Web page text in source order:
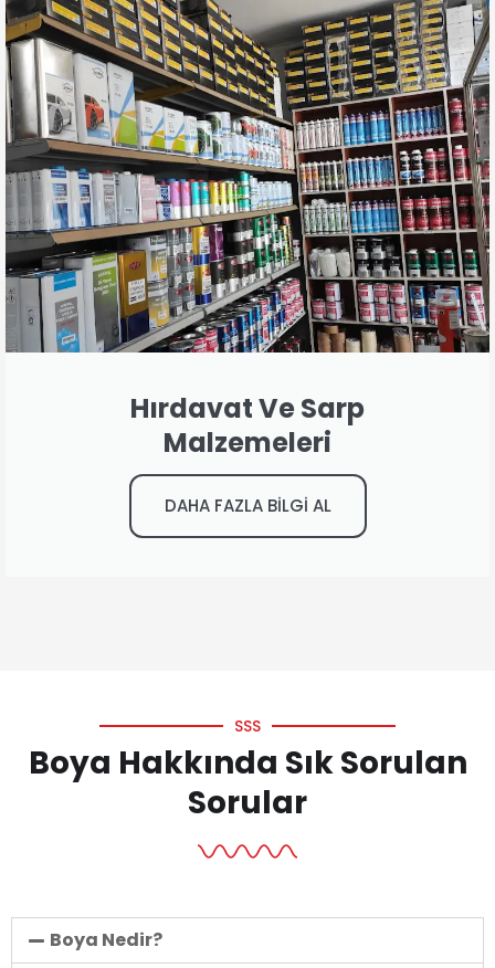
Hırdavat Ve Sarp
Malzemeleri
DAHA FAZLA BİLGİ AL
SSS
Boya Hakkında Sık Sorulan
Sorular
Boya Nedir?